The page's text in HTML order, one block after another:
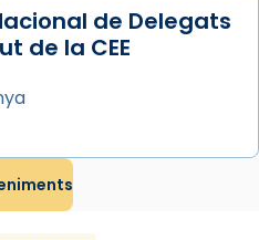
de Delegats
de la CEE